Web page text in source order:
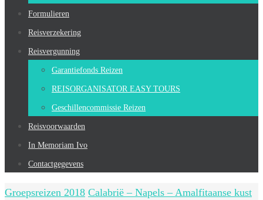
Formulieren
Reisverzekering
Reisvergunning
Garantiefonds Reizen
REISORGANISATOR EASY TOURS
Geschillencommissie Reizen
Reisvoorwaarden
In Memoriam Ivo
Contactgegevens
Home
Groepsreizen 2018 Calabrië – Napels – Amalfitaanse kust